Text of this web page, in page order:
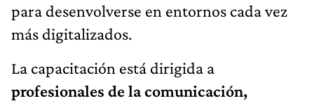
para desenvolverse en entornos cada vez
más digitalizados.
La capacitación está dirigida a
profesionales de la comunicación,